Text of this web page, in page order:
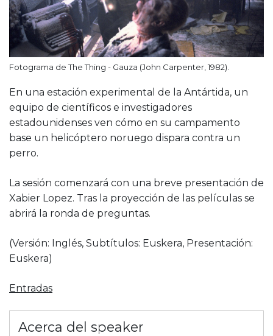
Fotograma de The Thing - Gauza (John Carpenter, 1982).
En una estación experimental de la Antártida, un
equipo de científicos e investigadores
estadounidenses ven cómo en su campamento
base un helicóptero noruego dispara contra un
perro.
La sesión comenzará con una breve presentación de
Xabier Lopez. Tras la proyección de las películas se
abrirá la ronda de preguntas.
(Versión: Inglés, Subtítulos: Euskera, Presentación:
Euskera)
Entradas
Acerca del speaker